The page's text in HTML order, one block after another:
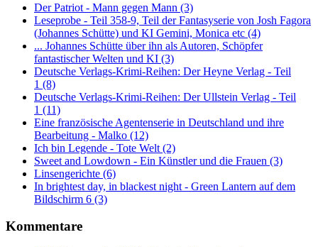
Der Patriot - Mann gegen Mann (3)
Leseprobe - Teil 358-9, Teil der Fantasyserie von Josh Fagora
(Johannes Schütte) und KI Gemini, Monica etc (4)
... Johannes Schütte über ihn als Autoren, Schöpfer
fantastischer Welten und KI (3)
Deutsche Verlags-Krimi-Reihen: Der Heyne Verlag - Teil
1 (8)
Deutsche Verlags-Krimi-Reihen: Der Ullstein Verlag - Teil
1 (11)
Eine französische Agentenserie in Deutschland und ihre
Bearbeitung - Malko (12)
Ich bin Legende - Tote Welt (2)
Sweet and Lowdown - Ein Künstler und die Frauen (3)
Linsengerichte (6)
In brightest day, in blackest night - Green Lantern auf dem
Bildschirm 6 (3)
Kommentare